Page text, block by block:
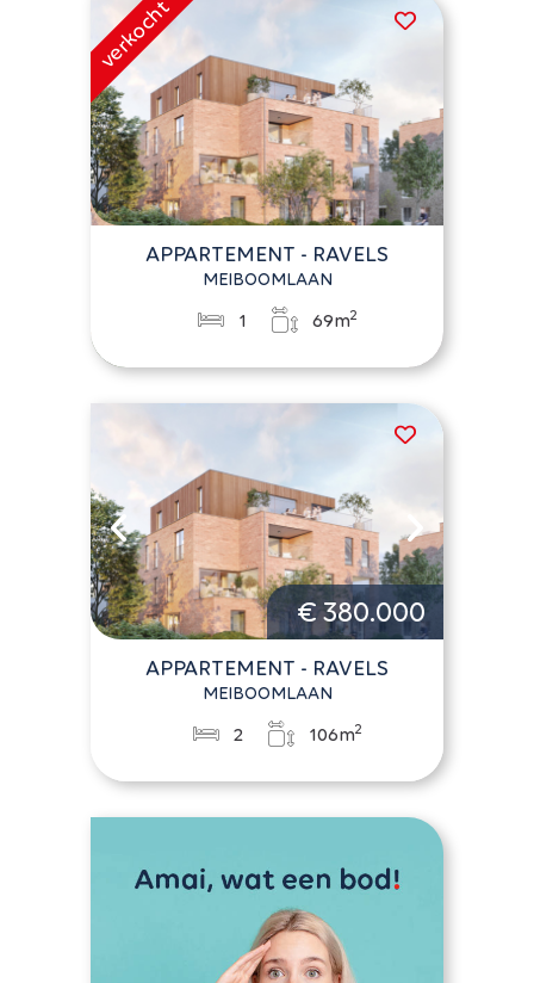
APPARTEMENT - RAVELS
MEIBOOMLAAN
1 69m2
€ 380.000
APPARTEMENT - RAVELS
MEIBOOMLAAN
2 106m2